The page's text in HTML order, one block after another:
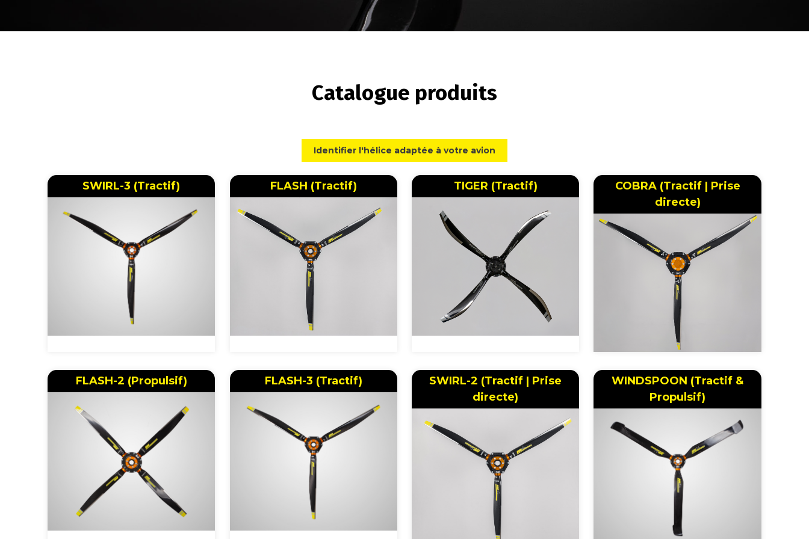
Catalogue produits
Identifier l'hélice adaptée à votre avion
SWIRL-3 (Tractif) FLASH (Tractif) TIGER (Tractif)
COBRA (Tractif | Prise
directe)
FLASH-2 (Propulsif) FLASH-3 (Tractif)
SWIRL-2 (Tractif | Prise
directe)
WINDSPOON (Tractif &
Propulsif)